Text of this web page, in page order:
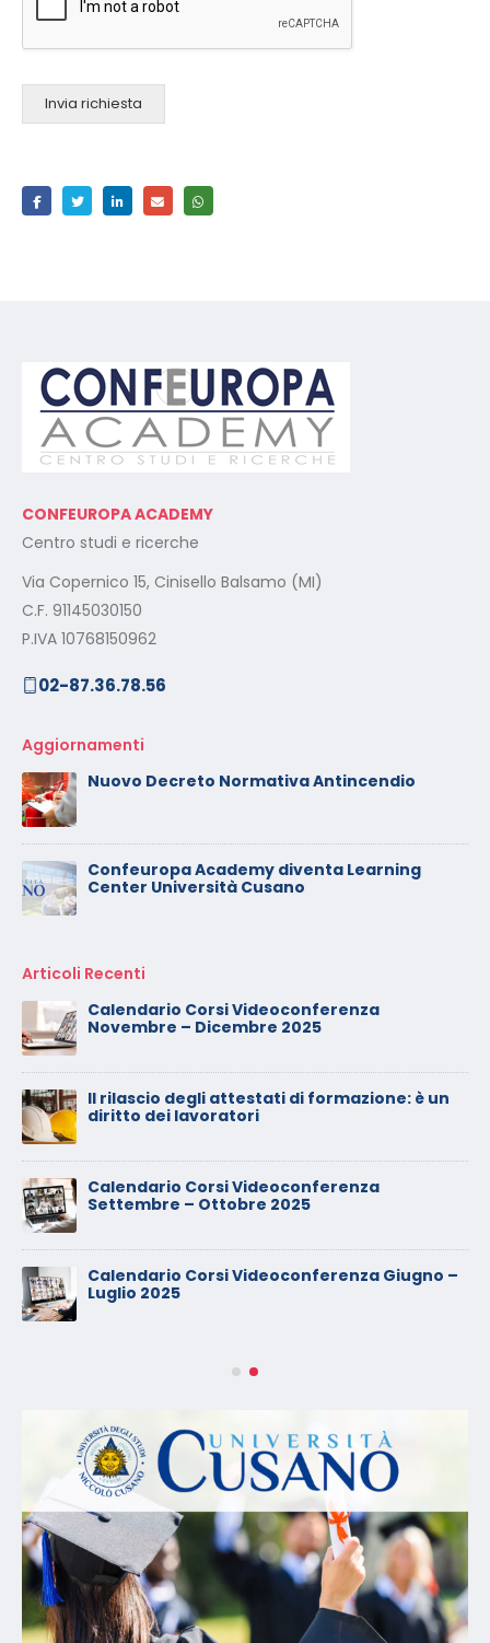
Invia richiesta
CONFEUROPA ACADEMY
Centro studi e ricerche
Via Copernico 15, Cinisello Balsamo (MI)
C.F. 91145030150
P.IVA 10768150962
02-87.36.78.56
Aggiornamenti
Nuovo Decreto Normativa Antincendio
Confeuropa Academy diventa Learning
Center Università Cusano
Articoli Recenti
Calendario Corsi Videoconferenza
Novembre – Dicembre 2025
Il rilascio degli attestati di formazione: è un
diritto dei lavoratori
Calendario Corsi Videoconferenza
Settembre – Ottobre 2025
Calendario Corsi Videoconferenza Giugno –
Luglio 2025